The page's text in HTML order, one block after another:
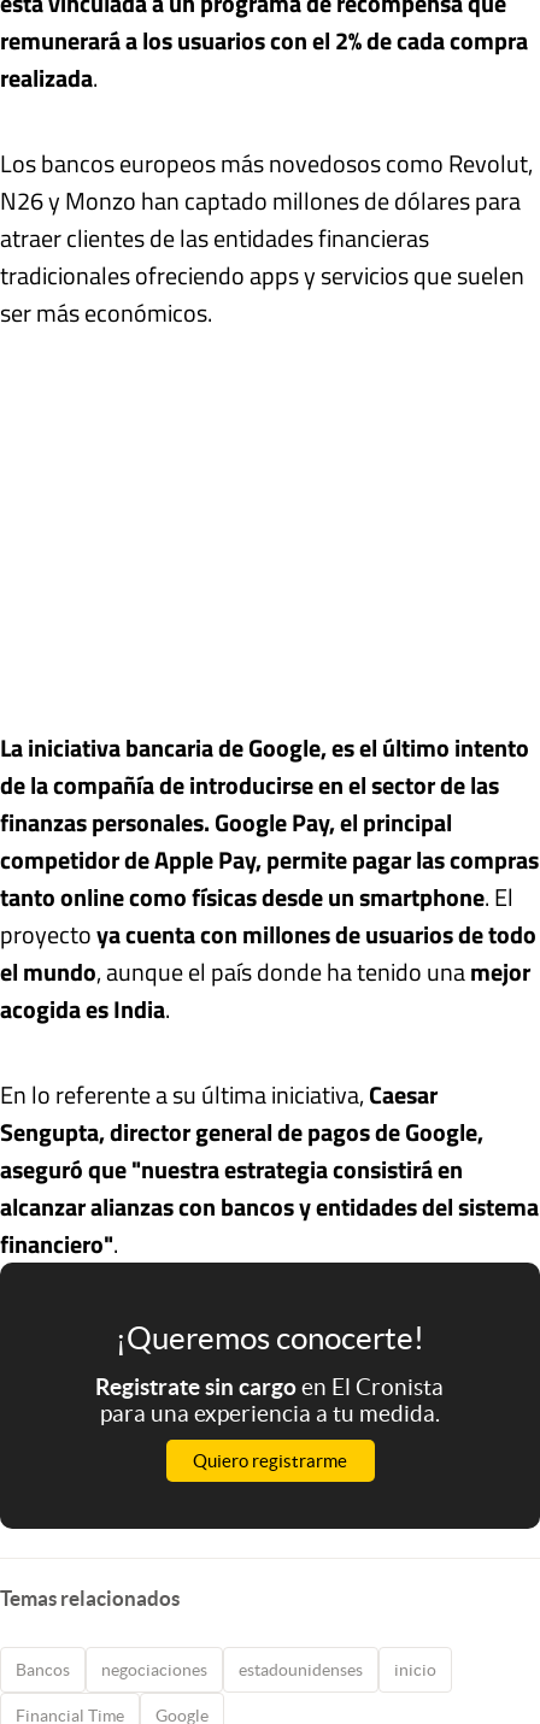
remunerará a los usuarios con el 2% de cada compra
realizada.
Los bancos europeos más novedosos como Revolut,
N26 y Monzo han captado millones de dólares para
atraer clientes de las entidades financieras
tradicionales ofreciendo apps y servicios que suelen
ser más económicos.
La iniciativa bancaria de Google, es el último intento
de la compañía de introducirse en el sector de las
finanzas personales. Google Pay, el principal
competidor de Apple Pay, permite pagar las compras
tanto online como físicas desde un smartphone. El
proyectoya cuenta con millones de usuarios de todo
el mundo, aunque el país donde ha tenido unamejor
acogida es India.
En lo referente a su última iniciativa,Caesar
Sengupta, director general de pagos de Google,
aseguró que "nuestra estrategia consistirá en
alcanzar alianzas con bancos y entidades del sistema
financiero".
¡Queremos conocerte!
Registrate sin cargoen El Cronista
para una experiencia a tu medida.
Quiero registrarme
Temas relacionados
Bancos negociaciones estadounidenses inicio
Financial Time Google